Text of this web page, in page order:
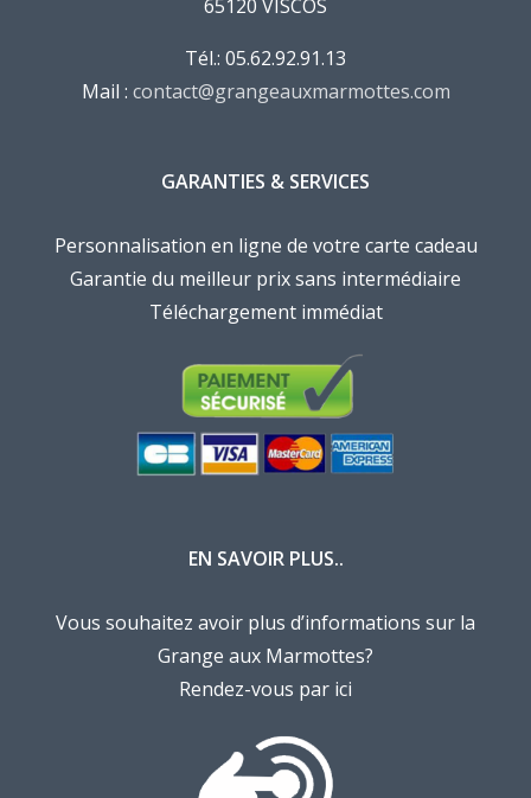
65120 VISCOS
Tél.: 05.62.92.91.13
Mail : contact@grangeauxmarmottes.com
GARANTIES & SERVICES
Personnalisation en ligne de votre carte cadeau
Garantie du meilleur prix sans intermédiaire
Téléchargement immédiat
EN SAVOIR PLUS..
Vous souhaitez avoir plus d’informations sur la
Grange aux Marmottes?
Rendez-vous par ici